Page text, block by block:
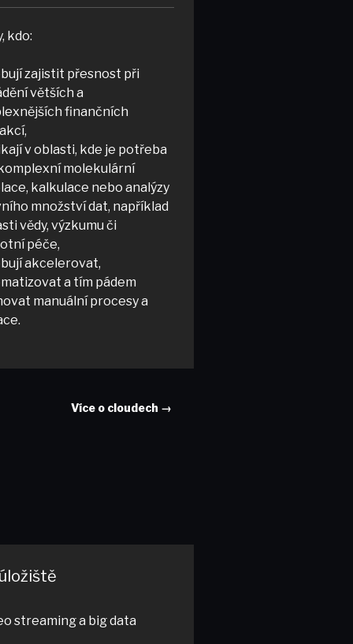
kdo:
zajistit přesnost při
větších a
finančních
v oblasti, kde je potřeba
molekulární
kalkulace nebo analýzy
množství dat, například
vědy, výzkumu či
péče,
akcelerovat,
a tím pádem
manuální procesy a
Více o cloudech →
streaming a big data